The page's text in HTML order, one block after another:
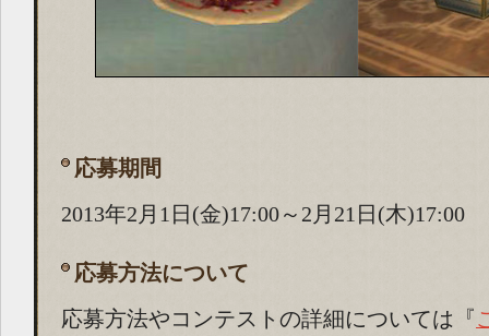
応募期間
2013年2月1日(金)17:00～2月21日(木)17:00
応募方法について
応募方法やコンテストの詳細については『